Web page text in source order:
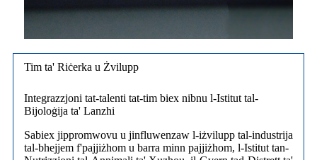
Tim ta' Riċerka u Żvilupp
Integrazzjoni tat-talenti tat-tim biex nibnu l-Istitut tal-
Bijoloġija ta' Lanzhi
Sabiex jippromwovu u jinfluwenzaw l-iżvilupp tal-industrija
tal-bhejjem f'pajjiżhom u barra minn pajjiżhom, l-Istitut tan-